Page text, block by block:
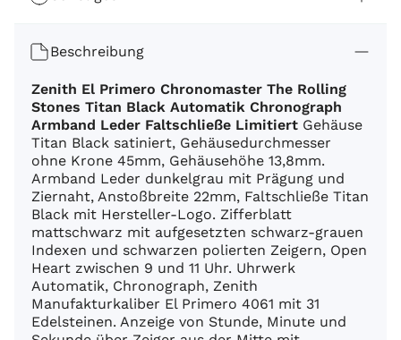
Beschreibung
Zenith El Primero Chronomaster The Rolling
Stones Titan Black Automatik Chronograph
Armband Leder Faltschließe Limitiert Gehäuse
Titan Black satiniert, Gehäusedurchmesser
ohne Krone 45mm, Gehäusehöhe 13,8mm.
Armband Leder dunkelgrau mit Prägung und
Ziernaht, Anstoßbreite 22mm, Faltschließe Titan
Black mit Hersteller-Logo. Zifferblatt
mattschwarz mit aufgesetzten schwarz-grauen
Indexen und schwarzen polierten Zeigern, Open
Heart zwischen 9 und 11 Uhr. Uhrwerk
Automatik, Chronograph, Zenith
Manufakturkaliber El Primero 4061 mit 31
Edelsteinen. Anzeige von Stunde, Minute und